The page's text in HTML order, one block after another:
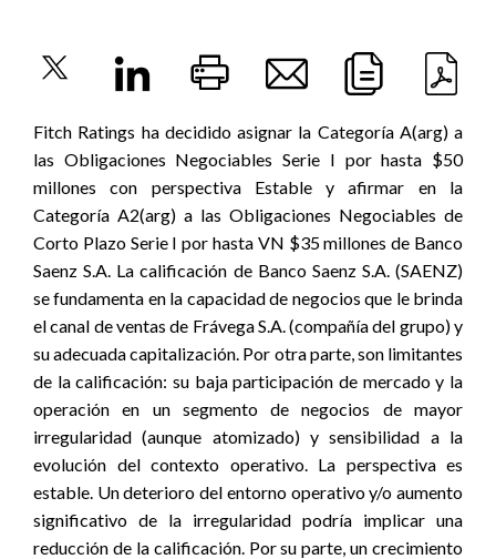
Fitch Ratings ha decidido asignar la Categoría A(arg) a
las Obligaciones Negociables Serie I por hasta $50
millones con perspectiva Estable y afirmar en la
Categoría A2(arg) a las Obligaciones Negociables de
Corto Plazo Serie I por hasta VN $35 millones de Banco
Saenz S.A. La calificación de Banco Saenz S.A. (SAENZ)
se fundamenta en la capacidad de negocios que le brinda
el canal de ventas de Frávega S.A. (compañía del grupo) y
su adecuada capitalización. Por otra parte, son limitantes
de la calificación: su baja participación de mercado y la
operación en un segmento de negocios de mayor
irregularidad (aunque atomizado) y sensibilidad a la
evolución del contexto operativo. La perspectiva es
estable. Un deterioro del entorno operativo y/o aumento
significativo de la irregularidad podría implicar una
reducción de la calificación. Por su parte, un crecimiento